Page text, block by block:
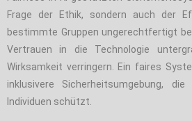
Frage der Ethik, sondern auch der
bestimmte Gruppen ungerechtfertigt
Vertrauen in die Technologie
Wirksamkeit verringern. Ein faires
inklusivere Sicherheitsumgebung,
Individuen schützt.